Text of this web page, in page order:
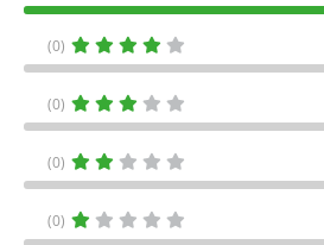
(0)
(0)
(0)
(0)